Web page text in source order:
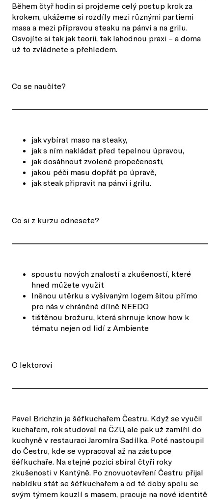
Během čtyř hodin si projdeme celý postup krok za
krokem, ukážeme si rozdíly mezi různými partiemi
masa a mezi přípravou steaku na pánvi a na grilu.
Osvojíte si tak jak teorii, tak lahodnou praxi – a doma
už to zvládnete s přehledem.
Co se naučíte?
jak vybírat maso na steaky,
jak s ním nakládat před tepelnou úpravou,
jak dosáhnout zvolené propečenosti,
jakou péči masu dopřát po úpravě,
jak steak připravit na pánvi i grilu.
Co si z kurzu odnesete?
spoustu nových znalostí a zkušeností, které
hned můžete využít
lněnou utěrku s vyšívaným logem šitou přímo
pro nás v chráněné dílně NEEDO
tištěnou brožuru, která shrnuje know how k
tématu nejen od lidí z Ambiente
O lektorovi
Pavel Brichzin je šéfkuchařem Čestru. Když se vyučil
kuchařem, rok studoval na ČZU, ale pak už zamířil do
kuchyně v restauraci Jaromíra Sadílka. Poté nastoupil
do Čestru, kde se vypracoval až na zástupce
šéfkuchaře. Na stejné pozici sbíral čtyři roky
zkušenosti v Kantýně. Po znovuotevření Čestru přijal
nabídku stát se šéfkuchařem a od té doby spolu se
svým týmem kouzlí s masem, pracuje na nové identitě